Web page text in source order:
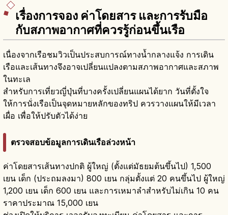
เรื่องการจอง ค่าโดยสาร และการรับมือ
กับสภาพอากาศที่ควรรู้ก่อนขึ้นเรือ
เนื่องจากเรือชมวิวเป็นประสบการณ์ทางน้ำกลางแจ้ง การเดิน
เรือและเส้นทางจึงอาจเปลี่ยนแปลงตามสภาพอากาศและสภาพ
ในทะเล
สำหรับการเที่ยวญี่ปุ่นที่บางครั้งเปลี่ยนแผนได้ยาก วันที่ตั้งใจ
ให้การนั่งเรือเป็นจุดหมายหลักของทริป ควรวางแผนให้มีเวลา
เผื่อ เพื่อให้ปรับตัวได้ง่าย
ตรวจสอบข้อมูลการเดินเรือล่วงหน้า
ค่าโดยสารเส้นทางปกติ ผู้ใหญ่ (ตั้งแต่มัธยมต้นขึ้นไป) 1,500
เยน เด็ก (ประถมลงมา) 800 เยน กลุ่มตั้งแต่ 20 คนขึ้นไป ผู้ใหญ่
1,200 เยน เด็ก 600 เยน และการเหมาลำสำหรับไม่เกิน 10 คน
ราคาประมาณ 15,000 เยน